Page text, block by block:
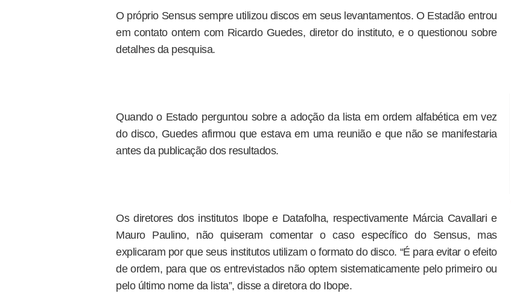
O próprio Sensus sempre utilizou discos em seus levantamentos. O Estadão entrou
em contato ontem com Ricardo Guedes, diretor do instituto, e o questionou sobre
detalhes da pesquisa.
Quando o Estado perguntou sobre a adoção da lista em ordem alfabética em vez
do disco, Guedes afirmou que estava em uma reunião e que não se manifestaria
antes da publicação dos resultados.
Os diretores dos institutos Ibope e Datafolha, respectivamente Márcia Cavallari e
Mauro Paulino, não quiseram comentar o caso específico do Sensus, mas
explicaram por que seus institutos utilizam o formato do disco. “É para evitar o efeito
de ordem, para que os entrevistados não optem sistematicamente pelo primeiro ou
pelo último nome da lista”, disse a diretora do Ibope.